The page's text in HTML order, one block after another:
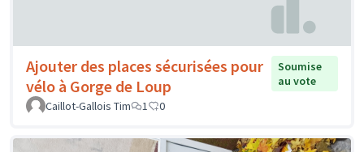
Ajouter des places sécurisées pour
vélo à Gorge de Loup
Soumise
au vote
Caillot-Gallois Tim
1 0